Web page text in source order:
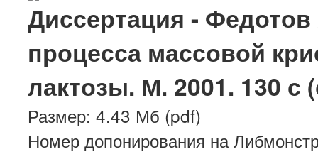
Диссертация -
процесса массовой
лактозы. М. 2001. 130 с
Размер: 4.43 Мб (pdf)
Номер допонирования на